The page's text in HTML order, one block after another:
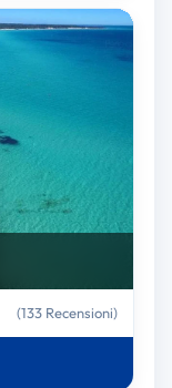
(133 Recensioni)